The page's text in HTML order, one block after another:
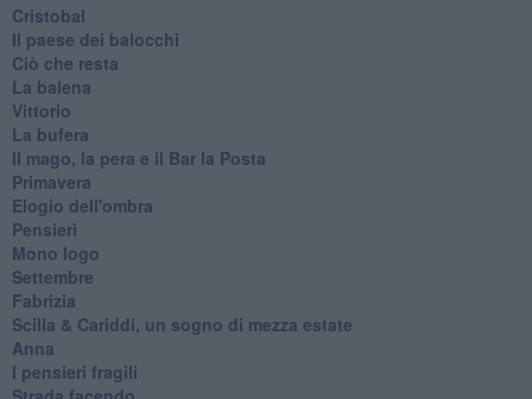
Cristobal
Il paese dei balocchi
Ciò che resta
La balena
Vittorio
La bufera
Il mago, la pera e il Bar la Posta
Primavera
Elogio dell'ombra
Pensieri
Mono logo
Settembre
Fabrizia
​Scilla & Cariddi, un sogno di mezza estate
Anna
I pensieri fragili